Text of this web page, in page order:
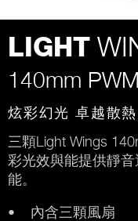
LIGHT
140mm
炫彩幻光 卓越散熱
三顆Light Wings
彩光效與能提供靜
能。
• 內含三顆風扇